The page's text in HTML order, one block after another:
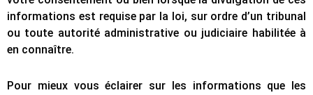
informations est requise par la loi, sur ordre d’un tribunal
ou toute autorité administrative ou judiciaire habilitée à
en connaître.
Pour mieux vous éclairer sur les informations que les